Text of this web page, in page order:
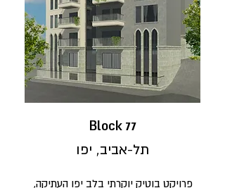
פרויקט בוטיק יוקרתי בלב יפו העתיקה,
Block 77
תל-אביב, יפו